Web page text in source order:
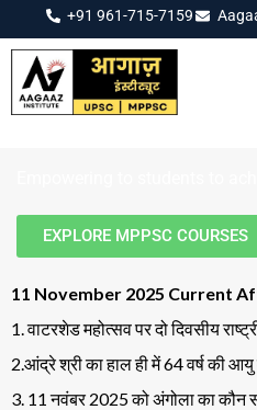
+91 961-715-7159
EXPLORE MPPSC COURSES
11 November 2025 Current
1. वाटरशेड महोत्सव पर दो दिवसीय
2.आंद्रे श्री का हाल ही में 64 वर्ष की
3. 11 नवंबर 2025 को अंगोला का कौन